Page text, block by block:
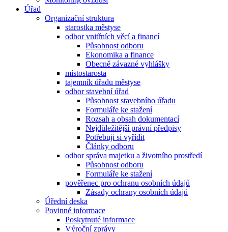
Úřad
Organizační struktura
starostka městyse
odbor vnitřních věcí a financí
Působnost odboru
Ekonomika a finance
Obecně závazné vyhlášky
místostarosta
tajemník úřadu městyse
odbor stavební úřad
Působnost stavebního úřadu
Formuláře ke stažení
Rozsah a obsah dokumentací
Nejdůležitější právní předpisy
Potřebuji si vyřídit
Články odboru
odbor správa majetku a životního prostředí
Působnost odboru
Formuláře ke stažení
pověřenec pro ochranu osobních údajů
Zásady ochrany osobních údajů
Úřední deska
Povinné informace
Poskytnuté informace
Výroční zprávy